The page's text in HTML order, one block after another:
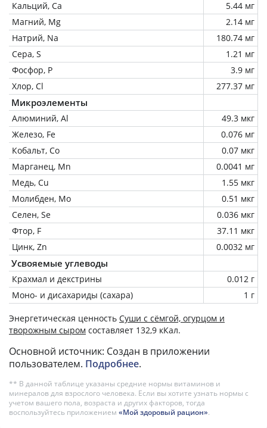
Кальций, Ca
5.44 мг
Магний, Mg
2.14 мг
Натрий, Na
180.74 мг
Сера, S
1.21 мг
Фосфор, P
3.9 мг
Хлор, Cl
277.37 мг
Микроэлементы
Алюминий, Al
49.3 мкг
Железо, Fe
0.076 мг
Кобальт, Co
0.07 мкг
Марганец, Mn
0.0041 мг
Медь, Cu
1.55 мкг
Молибден, Mo
0.51 мкг
Селен, Se
0.036 мкг
Фтор, F
37.11 мкг
Цинк, Zn
0.0032 мг
Усвояемые углеводы
Крахмал и декстрины
0.012 г
Моно- и дисахариды (сахара)
1 г
Энергетическая ценность Суши с сёмгой, огурцом и
творожным сыром составляет 132,9 кКал.
Основной источник: Создан в приложении
пользователем. Подробнее.
** В данной таблице указаны средние нормы витаминов и
минералов для взрослого человека. Если вы хотите узнать нормы с
учетом вашего пола, возраста и других факторов, тогда
воспользуйтесь приложением «Мой здоровый рацион».